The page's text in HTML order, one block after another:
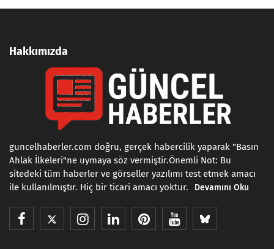
Hakkımızda
guncelhaberler.com doğru, gerçek habercilik yaparak "Basın
Ahlak İlkeleri"ne uymaya söz vermiştir.Önemli Not: Bu
sitedeki tüm haberler ve görseller yazılımı test etmek amacı
ile kullanılmıştır. Hiç bir ticari amacı yoktur.
Devamını Oku